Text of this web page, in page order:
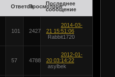
ОтветовПросмотров
Последнее
сообщение
101 2427
2014-03-
21 15:51:06
Rabbit1720
57 4788
2012-01-
20 03:14:22
asylbek